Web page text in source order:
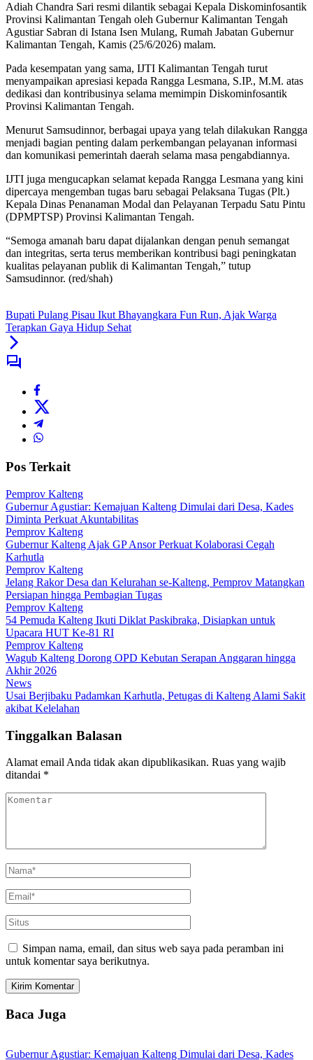
Adiah Chandra Sari resmi dilantik sebagai Kepala Diskominfosantik
Provinsi Kalimantan Tengah oleh Gubernur Kalimantan Tengah
Agustiar Sabran di Istana Isen Mulang, Rumah Jabatan Gubernur
Kalimantan Tengah, Kamis (25/6/2026) malam.
Pada kesempatan yang sama, IJTI Kalimantan Tengah turut
menyampaikan apresiasi kepada Rangga Lesmana, S.IP., M.M. atas
dedikasi dan kontribusinya selama memimpin Diskominfosantik
Provinsi Kalimantan Tengah.
Menurut Samsudinnor, berbagai upaya yang telah dilakukan Rangga
menjadi bagian penting dalam perkembangan pelayanan informasi
dan komunikasi pemerintah daerah selama masa pengabdiannya.
IJTI juga mengucapkan selamat kepada Rangga Lesmana yang kini
dipercaya mengemban tugas baru sebagai Pelaksana Tugas (Plt.)
Kepala Dinas Penanaman Modal dan Pelayanan Terpadu Satu Pintu
(DPMPTSP) Provinsi Kalimantan Tengah.
“Semoga amanah baru dapat dijalankan dengan penuh semangat
dan integritas, serta terus memberikan kontribusi bagi peningkatan
kualitas pelayanan publik di Kalimantan Tengah,” tutup
Samsudinnor. (red/shah)
Bupati Pulang Pisau Ikut Bhayangkara Fun Run, Ajak Warga
Terapkan Gaya Hidup Sehat
Pos Terkait
Pemprov Kalteng
Gubernur Agustiar: Kemajuan Kalteng Dimulai dari Desa, Kades
Diminta Perkuat Akuntabilitas
Pemprov Kalteng
Gubernur Kalteng Ajak GP Ansor Perkuat Kolaborasi Cegah
Karhutla
Pemprov Kalteng
Jelang Rakor Desa dan Kelurahan se-Kalteng, Pemprov Matangkan
Persiapan hingga Pembagian Tugas
Pemprov Kalteng
54 Pemuda Kalteng Ikuti Diklat Paskibraka, Disiapkan untuk
Upacara HUT Ke-81 RI
Pemprov Kalteng
Wagub Kalteng Dorong OPD Kebutan Serapan Anggaran hingga
Akhir 2026
News
Usai Berjibaku Padamkan Karhutla, Petugas di Kalteng Alami Sakit
akibat Kelelahan
Tinggalkan Balasan
Alamat email Anda tidak akan dipublikasikan. Ruas yang wajib
ditandai *
Simpan nama, email, dan situs web saya pada peramban ini
untuk komentar saya berikutnya.
Baca Juga
Gubernur Agustiar: Kemajuan Kalteng Dimulai dari Desa, Kades